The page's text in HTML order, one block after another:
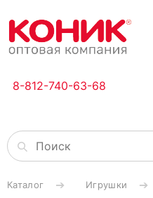
8-812-740-63-68
Каталог Игрушки